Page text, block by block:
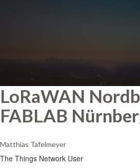
LoRaWAN
FABLAB
Matthias Tafelmeyer
The Things Network User